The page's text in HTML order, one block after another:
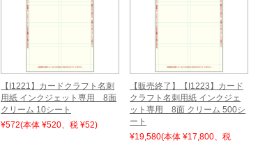
【I1221】カードクラフト名刺
用紙 インクジェット専用 8面
クリーム 10シート
¥572(本体 ¥520、税 ¥52)
【販売終了】【I1223】カード
クラフト名刺用紙 インクジェ
ット専用 8面 クリーム 500シ
ート
¥19,580(本体 ¥17,800、税